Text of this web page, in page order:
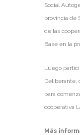
Social
provincia de
de las
Base en la
Luego
Deliberante,
para
cooperativa
Más